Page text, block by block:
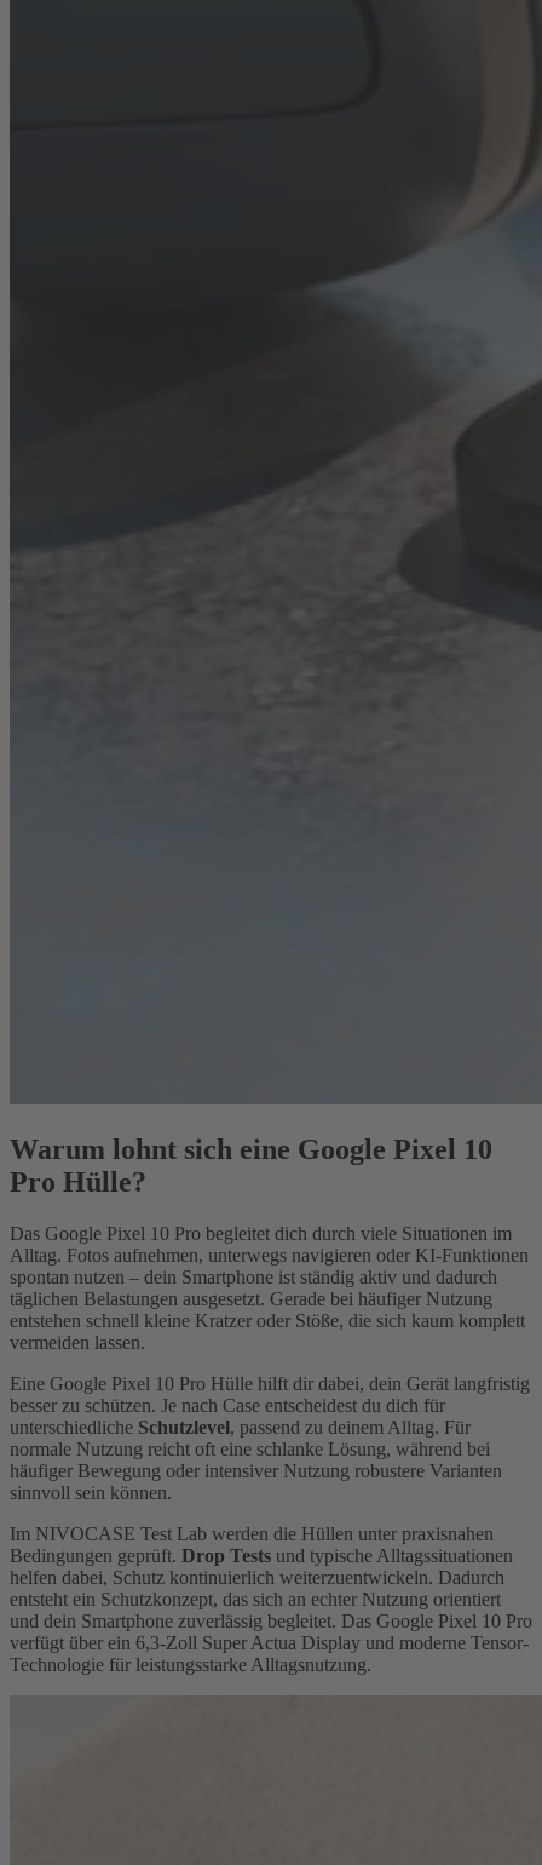
Warum lohnt sich eine Google Pixel 10
Pro Hülle?
Das Google Pixel 10 Pro begleitet dich durch viele Situationen im
Alltag. Fotos aufnehmen, unterwegs navigieren oder KI-Funktionen
spontan nutzen – dein Smartphone ist ständig aktiv und dadurch
täglichen Belastungen ausgesetzt. Gerade bei häufiger Nutzung
entstehen schnell kleine Kratzer oder Stöße, die sich kaum komplett
vermeiden lassen.
Eine Google Pixel 10 Pro Hülle hilft dir dabei, dein Gerät langfristig
besser zu schützen. Je nach Case entscheidest du dich für
unterschiedliche Schutzlevel, passend zu deinem Alltag. Für
normale Nutzung reicht oft eine schlanke Lösung, während bei
häufiger Bewegung oder intensiver Nutzung robustere Varianten
sinnvoll sein können.
Im NIVOCASE Test Lab werden die Hüllen unter praxisnahen
Bedingungen geprüft. Drop Tests und typische Alltagssituationen
helfen dabei, Schutz kontinuierlich weiterzuentwickeln. Dadurch
entsteht ein Schutzkonzept, das sich an echter Nutzung orientiert
und dein Smartphone zuverlässig begleitet. Das Google Pixel 10 Pro
verfügt über ein 6,3-Zoll Super Actua Display und moderne Tensor-
Technologie für leistungsstarke Alltagsnutzung.